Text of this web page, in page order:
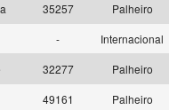
35257 Palheiro
- Internacional
32277 Palheiro
49161 Palheiro